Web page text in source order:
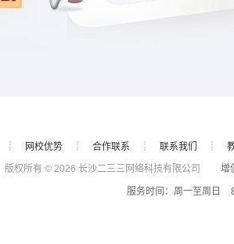
┊ 网校优势 ┊ 合作联系 ┊ 联系我们 ┊
版权所有 © 2026 长沙二三三网络科技有限公司
增值
服务时间：周一至周日